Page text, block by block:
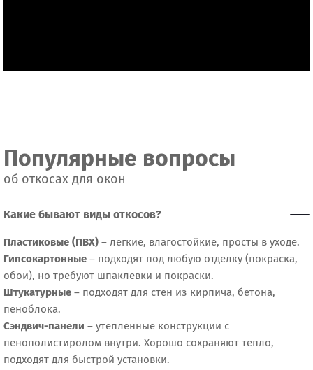
Популярные вопросы
об откосах для окон
Какие бывают виды откосов?
Пластиковые (ПВХ) – легкие, влагостойкие, просты в уходе.
Гипсокартонные – подходят под любую отделку (покраска,
обои), но требуют шпаклевки и покраски.
Штукатурные – подходят для стен из кирпича, бетона,
пеноблока.
Сэндвич-панели – утепленные конструкции с
пенополистиролом внутри. Хорошо сохраняют тепло,
подходят для быстрой установки.